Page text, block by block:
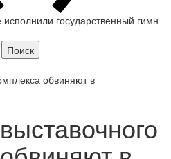
государственный гимн
обвиняют в